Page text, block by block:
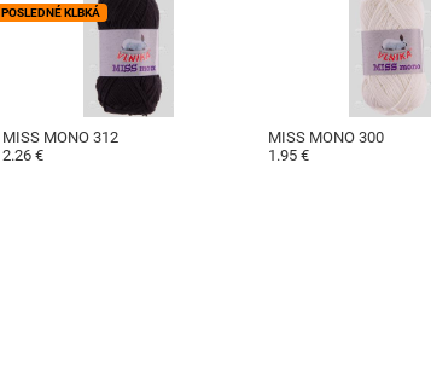
MISS MONO 312
POSLEDNÉ KLBKÁ
2.26 €
MISS MONO 300
1.95 €